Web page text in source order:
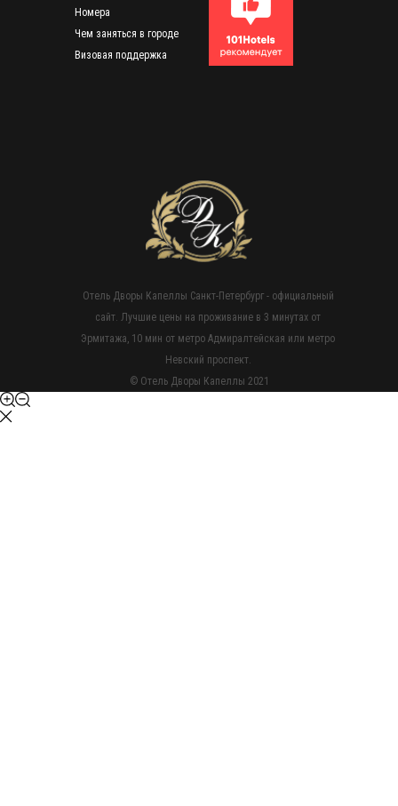
© Отель Дворы Капеллы 2021
Номера
Чем заняться в городе
Визовая поддержка
Отель Дворы Капеллы Санкт-Петербург - официальный
сайт. Лучшие цены на проживание в 3 минутах от
Эрмитажа, 10 мин от метро Адмиралтейская или метро
Невский проспект.